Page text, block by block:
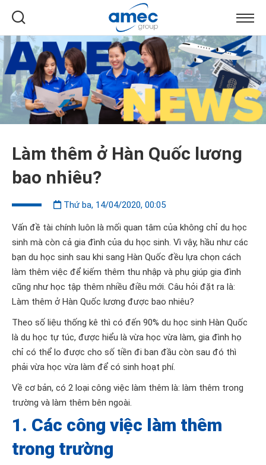
Làm thêm ở Hàn Quốc lương
bao nhiêu?
Thứ ba, 14/04/2020, 00:05
Vấn đề tài chính luôn là mối quan tâm của không chỉ du học
sinh mà còn cả gia đình của du học sinh. Vì vậy, hầu như các
bạn du học sinh sau khi sang Hàn Quốc đều lựa chọn cách
làm thêm việc để kiếm thêm thu nhập và phụ giúp gia đình
cũng như học tập thêm nhiều điều mới. Câu hỏi đặt ra là:
Làm thêm ở Hàn Quốc lương được bao nhiêu?
Theo số liệu thống kê thì có đến 90% du học sinh Hàn Quốc
là du học tự túc, được hiểu là vừa học vừa làm, gia đình họ
chỉ có thể lo được cho số tiền đi ban đầu còn sau đó thì
phải vừa học vừa làm để có sinh hoạt phí.
Về cơ bản, có 2 loại công việc làm thêm là: làm thêm trong
trường và làm thêm bên ngoài.
1. Các công việc làm thêm
trong trường